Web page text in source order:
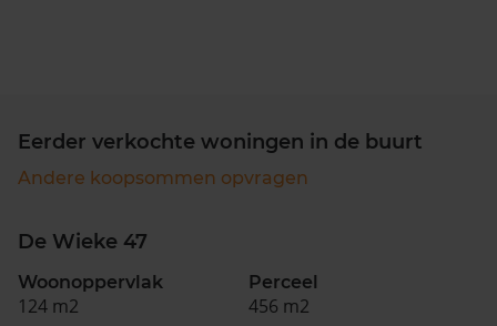
Eerder verkochte woningen in de buurt
Andere koopsommen opvragen
De Wieke 47
Woonoppervlak
124 m2
Perceel
456 m2